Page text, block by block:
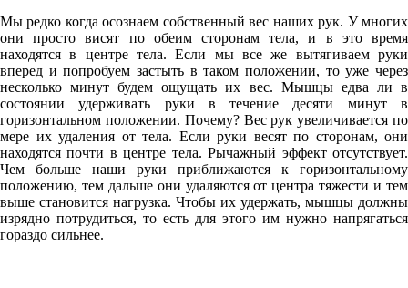
Мы редко когда осознаем собственный вес наших рук. У многих
они просто висят по обеим сторонам тела, и в это время
находятся в центре тела. Если мы все же вытягиваем руки
вперед и попробуем застыть в таком положении, то уже через
несколько минут будем ощущать их вес. Мышцы едва ли в
состоянии удерживать руки в течение десяти минут в
горизонтальном положении. Почему? Вес рук увеличивается по
мере их удаления от тела. Если руки весят по сторонам, они
находятся почти в центре тела. Рычажный эффект отсутствует.
Чем больше наши руки приближаются к горизонтальному
положению, тем дальше они удаляются от центра тяжести и тем
выше становится нагрузка. Чтобы их удержать, мышцы должны
изрядно потрудиться, то есть для этого им нужно напрягаться
гораздо сильнее.